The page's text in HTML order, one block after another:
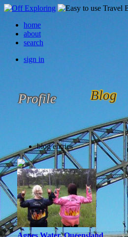
home
about
search
sign in
Profile Blog
blog entries